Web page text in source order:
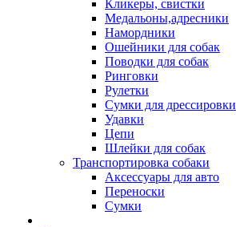
Кликеры, свистки
Медальоны,адресники
Намордники
Ошейники для собак
Поводки для собак
Ринговки
Рулетки
Сумки для дрессировки
Удавки
Цепи
Шлейки для собак
Транспортировка собаки
Аксессуары для авто
Переноски
Сумки